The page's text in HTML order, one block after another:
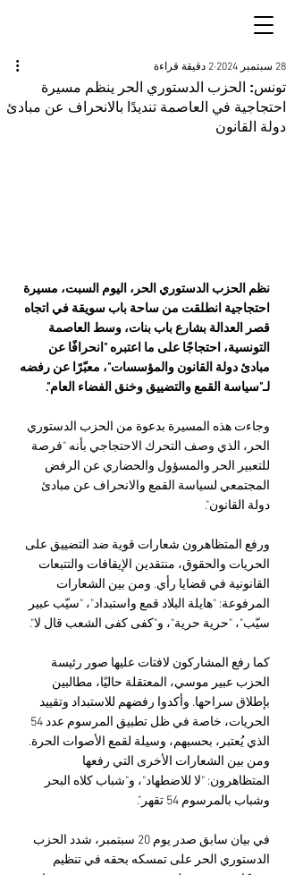
تونس: الحزب الدستوري الحر ينظم مسيرة
احتجاجية في العاصمة تنديدًا بالانحراف عن مبادئ
دولة القانون
28 سبتمبر 2024 2 دقيقة قراءة
نظم الحزب الدستوري الحر، اليوم السبت، مسيرة
احتجاجية انطلقت من ساحة باب سويقة في اتجاه
قصر العدالة بشارع باب بنات، وسط العاصمة
التونسية، احتجاجًا على ما اعتبره "انحرافًا عن
مبادئ دولة القانون والمؤسسات"، معبّرًا عن رفضه
لـ"سياسة القمع والتضييق وخنق الفضاء العام".
وجاءت هذه المسيرة بدعوة من الحزب الدستوري
الحر، الذي وصف التحرك الاحتجاجي بأنه "فرصة
للتعبير الحر والمسؤول والحضاري عن الرفض
المجتمعي لسياسة القمع والانحراف عن مبادئ
دولة القانون".
ورفع المتظاهرون شعارات قوية ضد التضييق على
الحريات والحقوق، منتقدين الإيقافات والتتبعات
القانونية في قضايا رأي. ومن بين الشعارات
المرفوعة: "هايلة البلاد قمع واستبداد"، "سيّب عبير
سيّب"، "حرية حرية"، و"كفى كفى الشعب قال لا".
كما رفع المشاركون لافتات عليها صور رئيسة
الحزب عبير موسي، المعتقلة حاليًا، مطالبين
بإطلاق سراحها. وأكدوا رفضهم للاستبداد وتقييد
الذي يُعتبر، بحسبهم، وسيلة لقمع الأصوات الحرة.
ومن بين الشعارات الأخرى التي رفعها
المتظاهرون: "لا للاضطهاد"، و"شباب كلاه البحر
وشباب بالمرسوم 54 تقهر".
في بيان سابق صدر يوم 20 سبتمبر، شدد الحزب
الدستوري الحر على تمسكه بحقه في تنظيم